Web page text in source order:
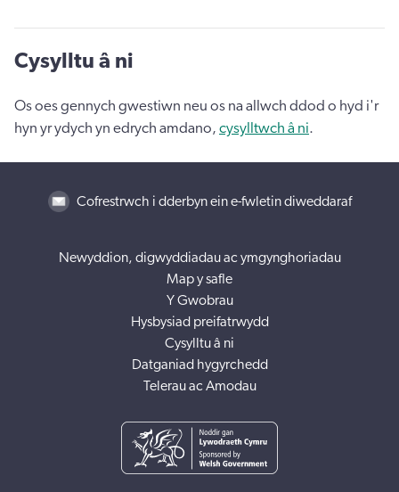
Cysylltu â ni
Os oes gennych gwestiwn neu os na allwch ddod o hyd i'r
hyn yr ydych yn edrych amdano, cysylltwch â ni.
Cofrestrwch i dderbyn ein e-fwletin diweddaraf
Newyddion, digwyddiadau ac ymgynghoriadau
Map y safle
Y Gwobrau
Hysbysiad preifatrwydd
Cysylltu â ni
Datganiad hygyrchedd
Telerau ac Amodau